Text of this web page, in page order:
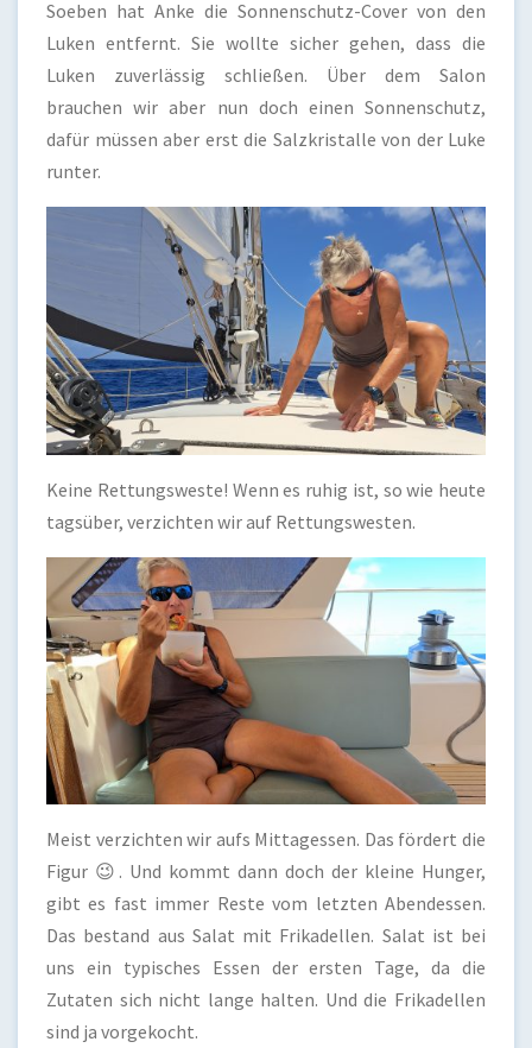
Soeben hat Anke die Sonnenschutz-Cover von den
Luken entfernt. Sie wollte sicher gehen, dass die
Luken zuverlässig schließen. Über dem Salon
brauchen wir aber nun doch einen Sonnenschutz,
dafür müssen aber erst die Salzkristalle von der Luke
runter.
Keine Rettungsweste! Wenn es ruhig ist, so wie heute
tagsüber, verzichten wir auf Rettungswesten.
Meist verzichten wir aufs Mittagessen. Das fördert die
Figur 😉. Und kommt dann doch der kleine Hunger,
gibt es fast immer Reste vom letzten Abendessen.
Das bestand aus Salat mit Frikadellen. Salat ist bei
uns ein typisches Essen der ersten Tage, da die
Zutaten sich nicht lange halten. Und die Frikadellen
sind ja vorgekocht.